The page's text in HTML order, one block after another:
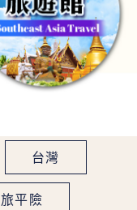
台灣
旅平險